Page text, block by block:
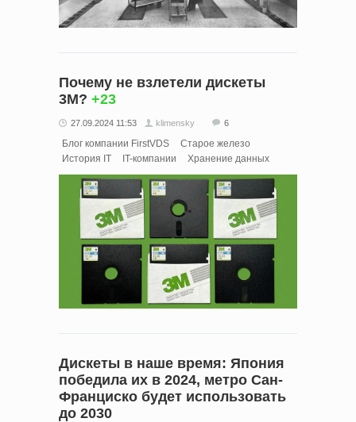
Почему не взлетели дискеты
3M? +23
27.09.2024 11:53 klimensky 6
Блог компании FirstVDS
Старое железо
История IT
IT-компании Хранение данных
Дискеты в наше время: Япония
победила их в 2024, метро Сан-
Франциско будет использовать
до 2030